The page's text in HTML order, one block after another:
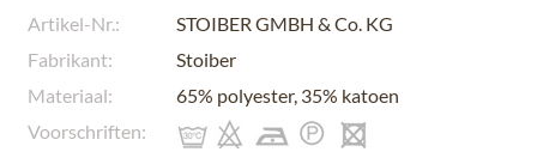
Artikel-Nr.:
STOIBER GMBH & Co. KG
Fabrikant:
Stoiber
Materiaal:
65% polyester, 35% katoen
Voorschriften: